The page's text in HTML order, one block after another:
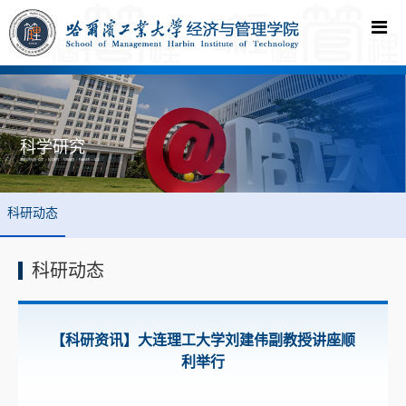
科学研究
您现在的位置:首页->科学研究 ->科研动态 ->科研动态 -> 正文
科研动态
科研动态
【科研资讯】大连理工大学刘建伟副教授讲座顺
利举行